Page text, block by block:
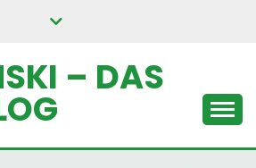
– DAS